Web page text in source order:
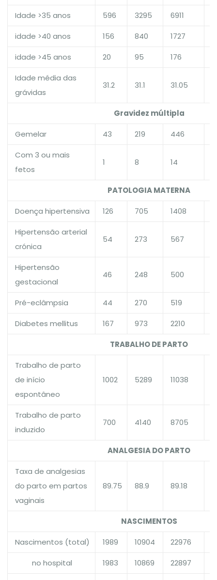
Idade >35 anos 596 3295 6911
idade >40 anos 156 840 1727
idade >45 anos 20 95 176
Idade média das
grávidas
31.2 31.1 31.05
Gravidez múltipla
Gemelar 43 219 446
Com 3 ou mais
fetos
1 8 14
PATOLOGIA MATERNA
Doença hipertensiva 126 705 1408
Hipertensão arterial
crónica
54 273 567
Hipertensão
gestacional
46 248 500
Pré-eclâmpsia 44 270 519
Diabetes mellitus 167 973 2210
TRABALHO DE PARTO
Trabalho de parto
de início
espontâneo
1002 5289 11038
Trabalho de parto
induzido
700 4140 8705
ANALGESIA DO PARTO
Taxa de analgesias
do parto em partos
vaginais
89.75 88.9 89.18
NASCIMENTOS
Nascimentos (total) 1989 10904 22976
no hospital 1983 10869 22897